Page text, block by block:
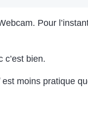
Pour
c’est bien.
est moins pratique